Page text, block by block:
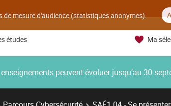
mesure d'audience (statistiques anonymes).
études Ma
peuvent évoluer jusqu’au 30